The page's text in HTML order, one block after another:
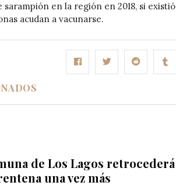
en la región en 2018, si existió
acudan a vacunarse.
de Los Lagos retrocederá
una vez más